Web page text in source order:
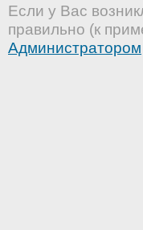
Если у Вас
правильно (к
Администратором